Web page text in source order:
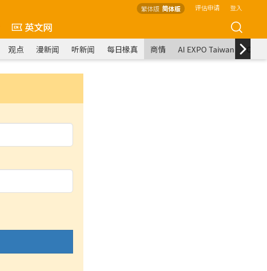
繁体版 简体版 评估申请 登入
英文网
观点 漫新闻 听新闻 每日椽真 商情 AI EXPO Taiwan